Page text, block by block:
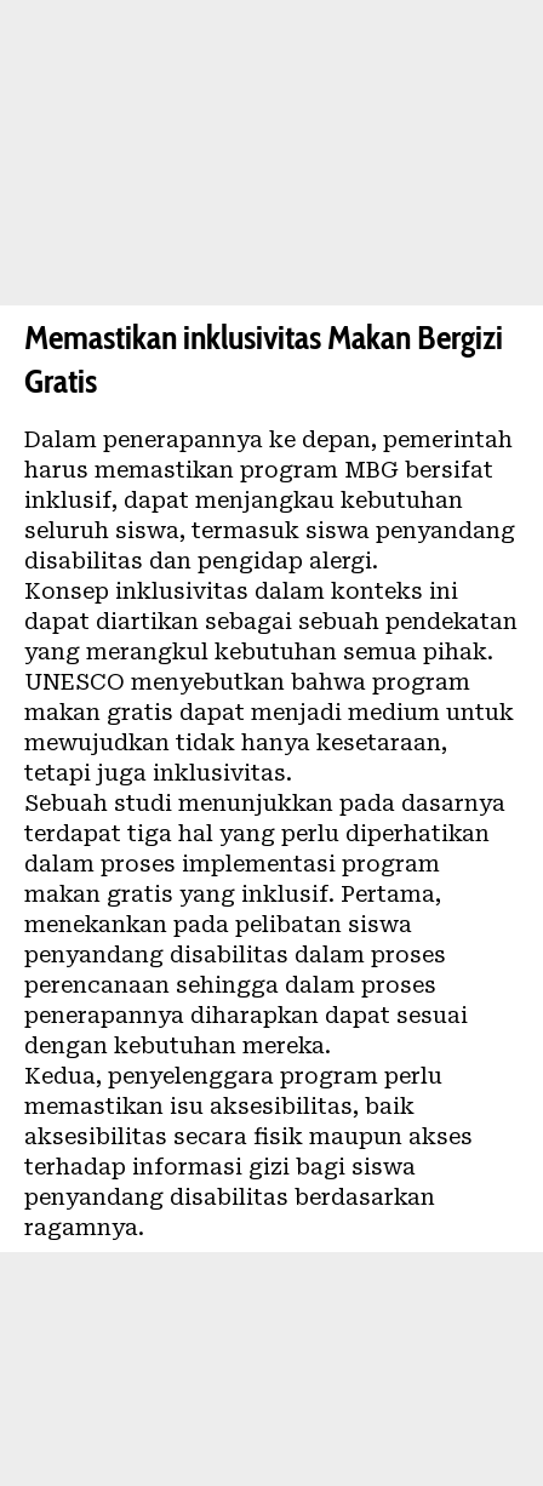
Memastikan inklusivitas Makan Bergizi
Gratis
Dalam penerapannya ke depan, pemerintah
harus memastikan program MBG bersifat
inklusif, dapat menjangkau kebutuhan
seluruh siswa, termasuk siswa penyandang
disabilitas dan pengidap alergi.
Konsep inklusivitas dalam konteks ini
dapat diartikan sebagai sebuah pendekatan
yang merangkul kebutuhan semua pihak.
UNESCO menyebutkan bahwa program
makan gratis dapat menjadi medium untuk
mewujudkan tidak hanya kesetaraan,
tetapi juga inklusivitas.
Sebuah studi menunjukkan pada dasarnya
terdapat tiga hal yang perlu diperhatikan
dalam proses implementasi program
makan gratis yang inklusif. Pertama,
menekankan pada pelibatan siswa
penyandang disabilitas dalam proses
perencanaan sehingga dalam proses
penerapannya diharapkan dapat sesuai
dengan kebutuhan mereka.
Kedua, penyelenggara program perlu
memastikan isu aksesibilitas, baik
aksesibilitas secara fisik maupun akses
terhadap informasi gizi bagi siswa
penyandang disabilitas berdasarkan
ragamnya.